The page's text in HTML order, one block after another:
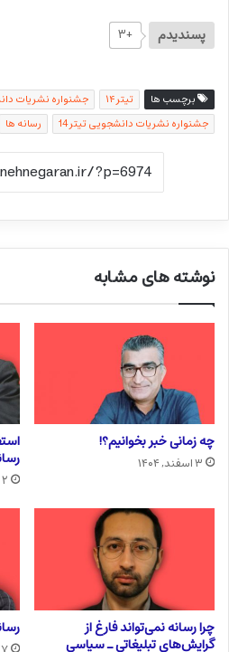
پسندیدم +۳
برچسب ها تیتر۱۴
جشنواره نشریات
جشنواره نشریات دانشجویی تیتر14
رسانه ها
نوشته های مشابه
چه زمانی خبر بخوانیم؟!
۳ اسفند, ۱۴۰۴
۲ اسفند, ۱۴۰۴
چرا رسانه نمی‌تواند فارغ از
گرایش‌های تبلیغاتی ـ سیاسی